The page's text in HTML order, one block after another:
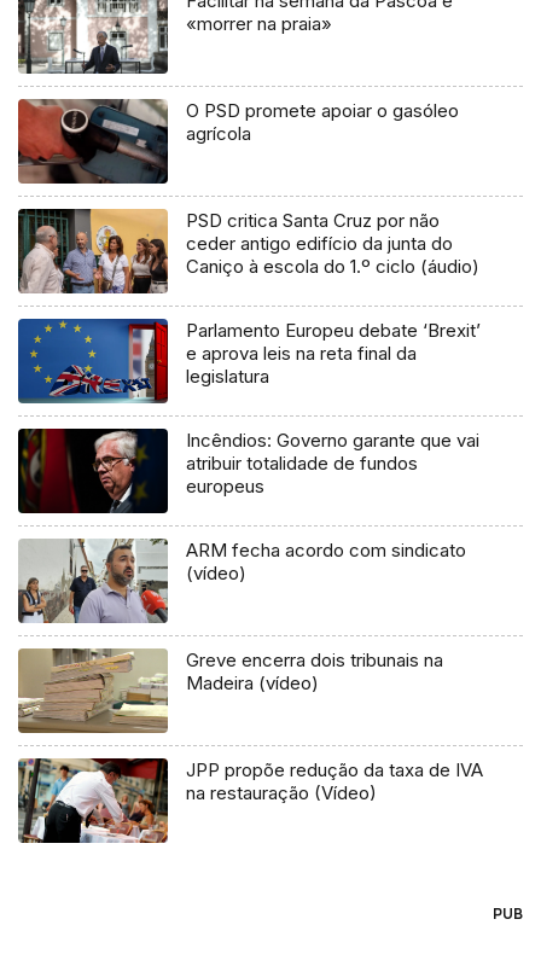
«morrer na praia»
O PSD promete apoiar o gasóleo
agrícola
PSD critica Santa Cruz por não
ceder antigo edifício da junta do
Caniço à escola do 1.º ciclo (áudio)
Parlamento Europeu debate ‘Brexit’
e aprova leis na reta final da
legislatura
Incêndios: Governo garante que vai
atribuir totalidade de fundos
europeus
ARM fecha acordo com sindicato
(vídeo)
Greve encerra dois tribunais na
Madeira (vídeo)
JPP propõe redução da taxa de IVA
na restauração (Vídeo)
PUB